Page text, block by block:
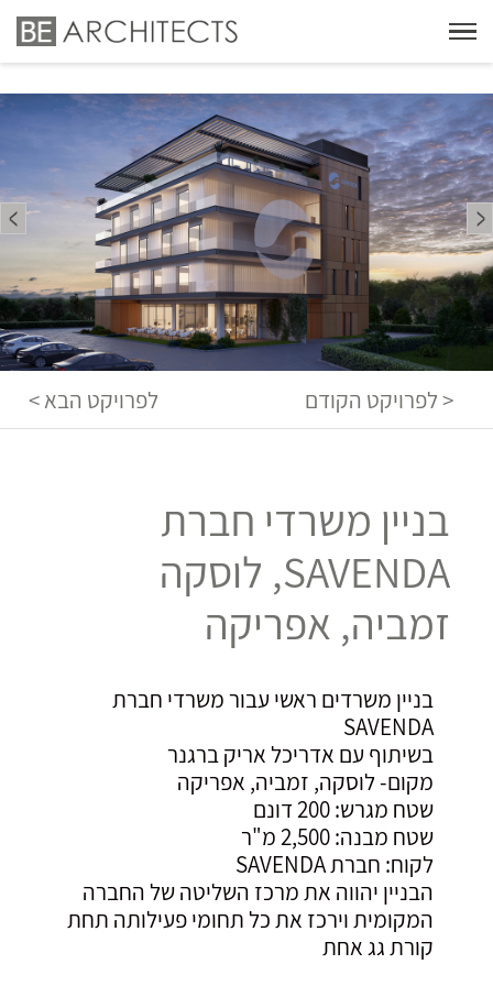
בניין משרדי חברת
SAVENDA, לוסקה
זמביה, אפריקה
< לפרויקט הקודם לפרויקט הבא >
בניין משרדים ראשי עבור משרדי חברת
SAVENDA
בשיתוף עם אדריכל אריק ברגנר
מקום- לוסקה, זמביה, אפריקה
שטח מגרש: 200 דונם
שטח מבנה: 2,500 מ"ר
לקוח: חברת SAVENDA
הבניין יהווה את מרכז השליטה של החברה
המקומית וירכז את כל תחומי פעילותה תחת
קורת גג אחת